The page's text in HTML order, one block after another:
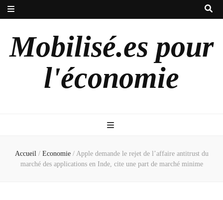
Mobilisé.es pour
l'économie
Accueil / Economie / Apple demande le rejet de l’affaire antitrust du
marché des applications en Inde, cite une part de marché minime